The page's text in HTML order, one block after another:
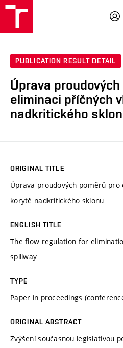
PUBLICATION RESULT DETAIL
Úprava
eliminaci příčných
nadkritického
ORIGINAL TITLE
Úprava proudových poměrů pro
korytě nadkritického sklonu
ENGLISH TITLE
The flow regulation for
spillway
TYPE
Paper in proceedings
ORIGINAL ABSTRACT
Zvýšení současnou legislativou